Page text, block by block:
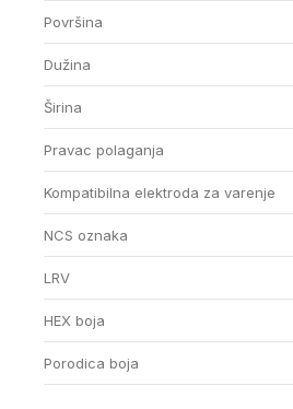
Površina
Dužina
Širina
Pravac polaganja
Kompatibilna elektroda za varenje
NCS oznaka
LRV
HEX boja
Porodica boja